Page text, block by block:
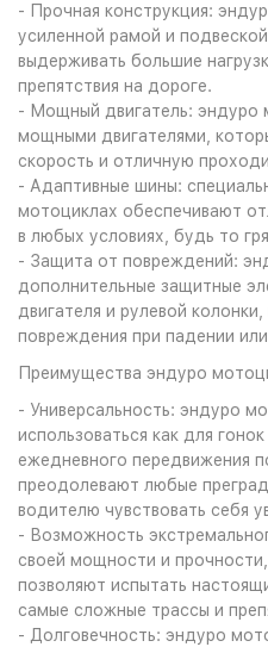
- Прочная конструкция:
усиленной рамой и
выдерживать большие
препятствия на дороге.
- Мощный двигатель: эндуро
мощными двигателями,
скорость и отличную
- Адаптивные шины:
мотоциклах обеспечивают
в любых условиях, будь то
- Защита от повреждений:
дополнительные защитные
двигателя и рулевой
повреждения при падении
Преимущества эндуро
- Универсальность: эндуро
использоваться как для
ежедневного передвижения
преодолевают любые
водителю чувствовать себя
- Возможность
своей мощности и
позволяют испытать
самые сложные трассы и
- Долговечность: эндуро